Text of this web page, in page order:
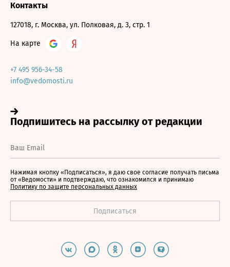
Контакты
127018, г. Москва, ул. Полковая, д. 3, стр. 1
На карте
+7 495 956-34-58
info@vedomosti.ru
Нажимая кнопку «Подписаться», я даю свое согласие получать письма
от «Ведомости» и подтверждаю, что ознакомился и принимаю
Политику по защите персональных данных